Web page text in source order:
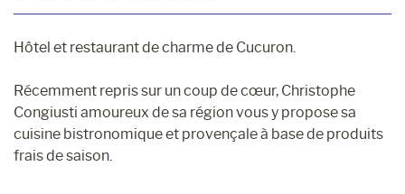
Hôtel et restaurant de charme de Cucuron.
Récemment repris sur un coup de cœur, Christophe
Congiusti amoureux de sa région vous y propose sa
cuisine bistronomique et provençale à base de produits
frais de saison.